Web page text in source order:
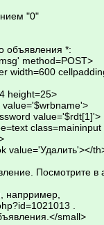
"0"
объявления *:
method=POST>
width=600
height=25>
value='$rdt[1]'>
class=maininput
value='Удалить'></
Посмотрите в
напрример,
.
small>